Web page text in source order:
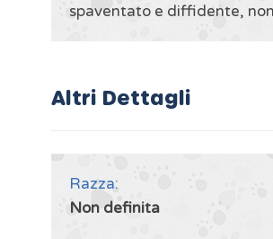
spaventato e diffidente,
Altri Dettagli
Razza:
Non definita